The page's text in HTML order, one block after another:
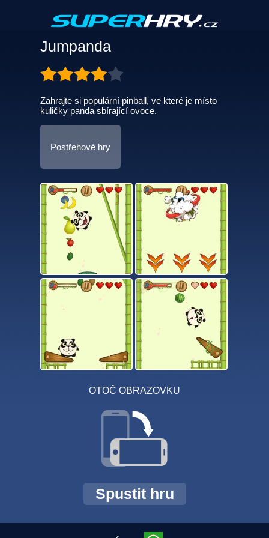
Jumpanda
Zahrajte si populární pinball, ve které je místo
kuličky panda sbírající ovoce.
Postřehové hry
OTOČ OBRAZOVKU
Spustit hru